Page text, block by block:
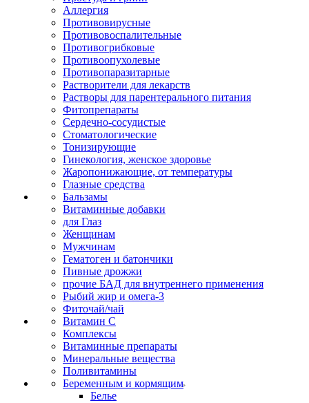
Аллергия
Противовирусные
Противовоспалительные
Противогрибковые
Противоопухолевые
Противопаразитарные
Растворители для лекарств
Растворы для парентерального питания
Фитопрепараты
Сердечно-сосудистые
Стоматологические
Тонизирующие
Гинекология, женское здоровье
Жаропонижающие, от температуры
Глазные средства
Бальзамы
Витаминные добавки
для Глаз
Женщинам
Мужчинам
Гематоген и батончики
Пивные дрожжи
прочие БАД для внутреннего применения
Рыбий жир и омега-3
Фиточай/чай
Витамин С
Комплексы
Витаминные препараты
Минеральные вещества
Поливитамины
Беременным и кормящим
Белье